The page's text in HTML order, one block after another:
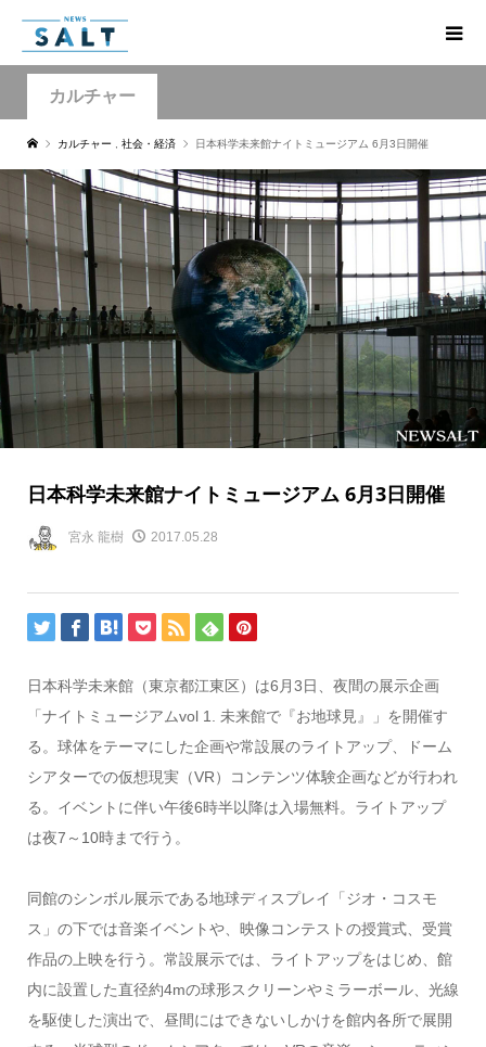
カルチャー
カルチャー 社会・経済 日本科学未来館ナイトミュージアム 6月3日開催
日本科学未来館ナイトミュージアム 6月3日開催
宮永 龍樹 2017.05.28
日本科学未来館（東京都江東区）は6月3日、夜間の展示企画
「ナイトミュージアムvol 1. 未来館で『お地球見』」を開催す
る。球体をテーマにした企画や常設展のライトアップ、ドーム
シアターでの仮想現実（VR）コンテンツ体験企画などが行われ
る。イベントに伴い午後6時半以降は入場無料。ライトアップ
は夜7～10時まで行う。
同館のシンボル展示である地球ディスプレイ「ジオ・コスモ
ス」の下では音楽イベントや、映像コンテストの授賞式、受賞
作品の上映を行う。常設展示では、ライトアップをはじめ、館
内に設置した直径約4mの球形スクリーンやミラーボール、光線
を駆使した演出で、昼間にはできないしかけを館内各所で展開